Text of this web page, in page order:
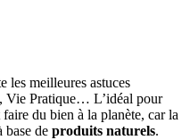
les meilleures astuces
Vie Pratique… L’idéal pour
du bien à la planète, car la
base de produits naturels.